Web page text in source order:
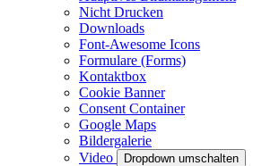
Nicht Drucken
Downloads
Font-Awesome Icons
Formulare (Forms)
Kontaktbox
Cookie Banner
Consent Container
Google Maps
Bildergalerie
Video
Dropdown umschalten